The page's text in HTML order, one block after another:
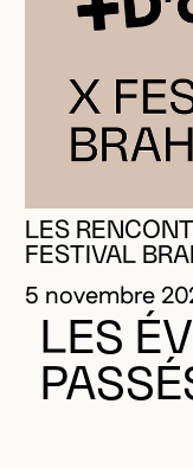
LES
FESTIVAL
5 novembre
LES